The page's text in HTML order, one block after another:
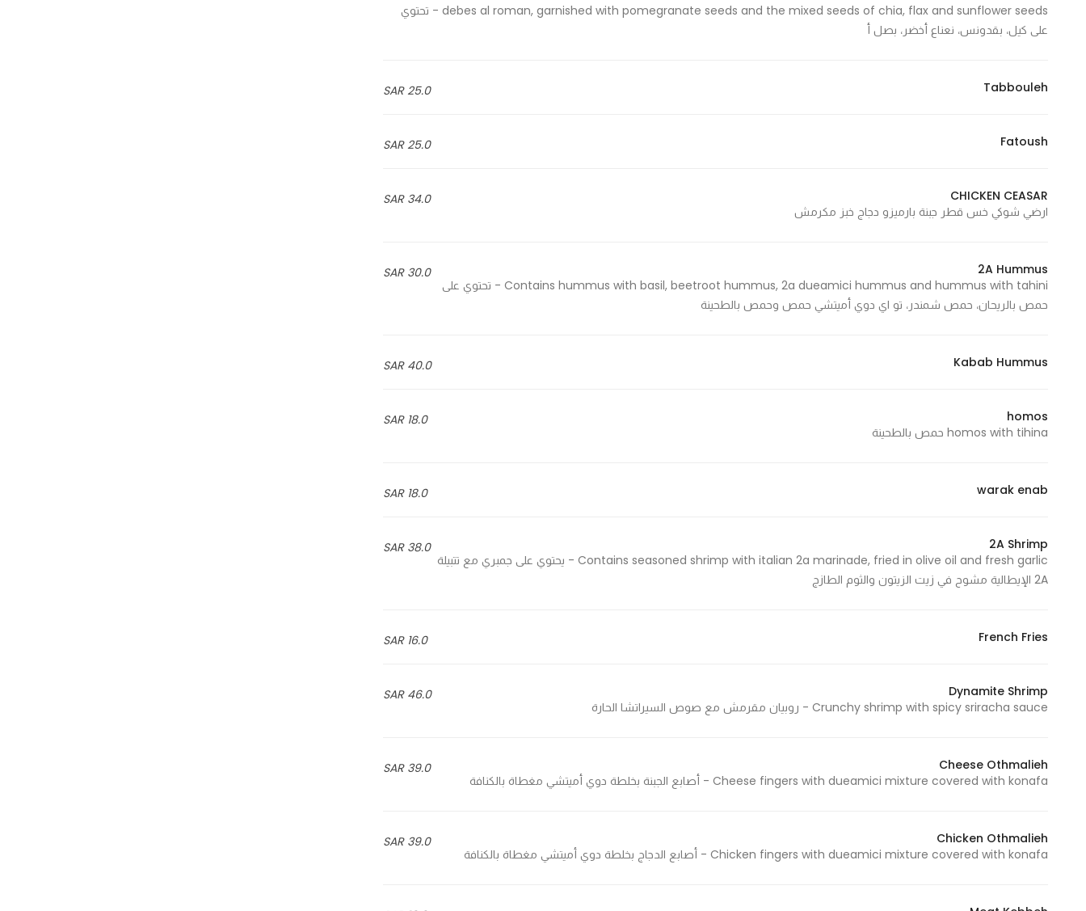
debes al roman, garnished with pomegranate seeds and the mixed seeds of chia, flax and sunflower seeds - تحتوي
على كيل، بقدونس، نعناع أخضر، بصل أ
25.0 SAR Tabbouleh
25.0 SAR Fatoush
34.0 SAR
CHICKEN CEASAR
ارضي شوكي خس قطر جبنة بارميزو دجاج خبز مكرمش
30.0 SAR
2A Hummus
Contains hummus with basil, beetroot hummus, 2a dueamici hummus and hummus with tahini - تحتوي على
حمص بالريحان، حمص شمندر، تو اي دوي أميتشي حمص وحمص بالطحينة
40.0 SAR Kabab Hummus
18.0 SAR
homos
homos with tihina حمص بالطحينة
18.0 SAR warak enab
38.0 SAR
2A Shrimp
Contains seasoned shrimp with italian 2a marinade, fried in olive oil and fresh garlic - يحتوي على جمبري مع تتبيلة
2A الإيطالية مشوح في زيت الزيتون والثوم الطازج
16.0 SAR French Fries
46.0 SAR
Dynamite Shrimp
Crunchy shrimp with spicy sriracha sauce - روبيان مقرمش مع صوص السيراتشا الحارة
39.0 SAR
Cheese Othmalieh
Cheese fingers with dueamici mixture covered with konafa - أصابع الجبنة بخلطة دوي أميتشي مغطاة بالكنافة
39.0 SAR
Chicken Othmalieh
Chicken fingers with dueamici mixture covered with konafa - أصابع الدجاج بخلطة دوي أميتشي مغطاة بالكنافة
based on
website is
our website
to perform
during your
visit. If you
cookies,
will
website.
Marketing
By sharing
your
you visit our
increase the
chance of
content and
offers.